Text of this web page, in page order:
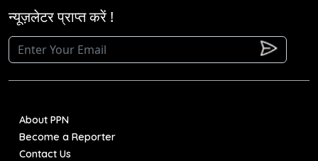
न्यूज़लेटर प्राप्त करें !
About PPN
Become a Reporter
Contact Us